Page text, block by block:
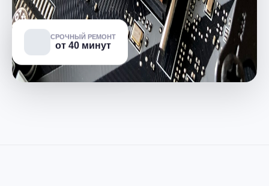
СРОЧНЫЙ РЕМОНТ
от 40 минут